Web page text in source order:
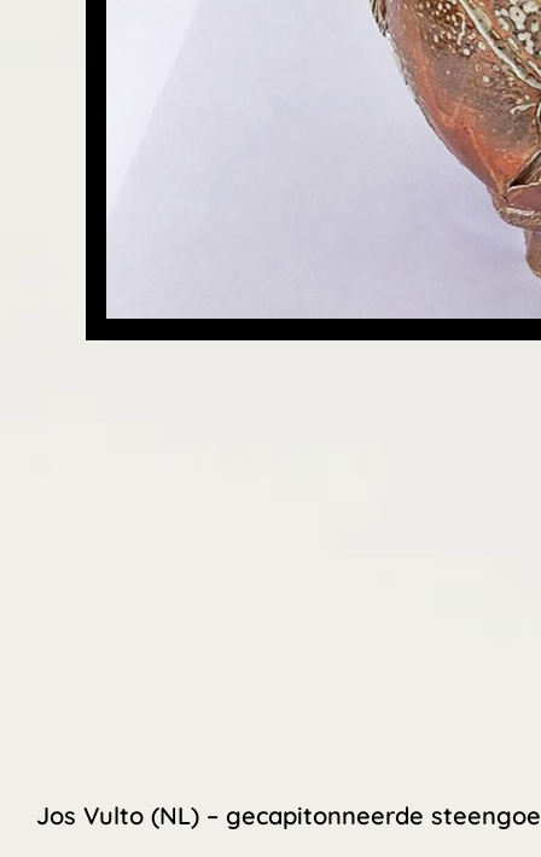
Jos Vulto (NL) – gecapitonneerde